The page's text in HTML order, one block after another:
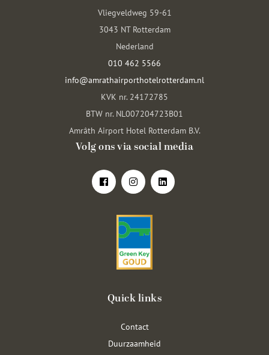
Vliegveldweg 59-61
3043 NT Rotterdam
Nederland
010 462 5566
info@amrathairporthotelrotterdam.nl
KVK nr. 24172785
BTW nr. NL007204723B01
Amrâth Airport Hotel Rotterdam B.V.
Volg ons via social media
Quick links
Contact
Duurzaamheid